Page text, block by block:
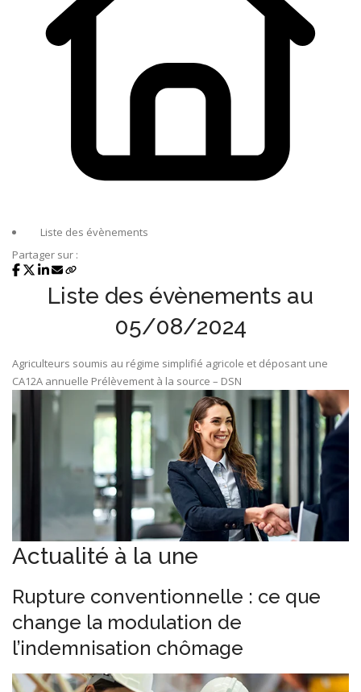
Liste des évènements
Partager sur :
Liste des évènements au
05/08/2024
Agriculteurs soumis au régime simplifié agricole et déposant une
CA12A annuelle Prélèvement à la source – DSN
Actualité à la une
Rupture conventionnelle : ce que
change la modulation de
l’indemnisation chômage